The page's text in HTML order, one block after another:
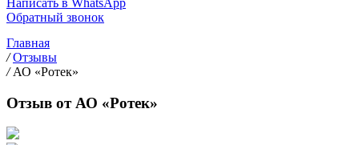
Написать в WhatsApp
Обратный звонок
Главная
/ Отзывы
/ АО «Ротек»
Отзыв от АО «Ротек»